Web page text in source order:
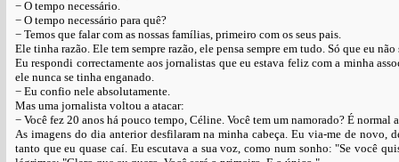
− O tempo necessário.
− O tempo necessário para quê?
− Temos que falar com as nossas famílias, primeiro com os seus pais.
Ele tinha razão. Ele tem sempre razão, ele pensa sempre em tudo. Só que eu
Eu respondi correctamente aos jornalistas que eu estava feliz com a minha
ele nunca se tinha enganado.
− Eu confio nele absolutamente.
Mas uma jornalista voltou a atacar:
− Você fez 20 anos há pouco tempo, Céline. Você tem um namorado? É normal
As imagens do dia anterior desfilaram na minha cabeça. Eu via-me de novo,
tanto que eu quase caí. Eu escutava a sua voz, como num sonho: "Se você